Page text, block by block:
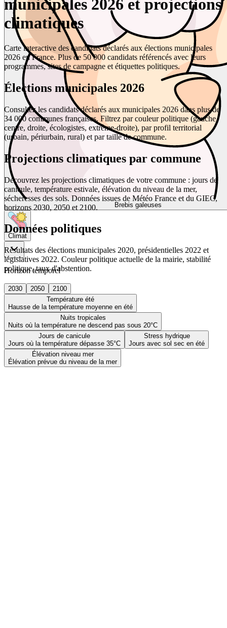
Brebis galeuses
Climat
Horizon temporel
2030 2050
2100
Température été
Hausse de la température moyenne en été
Nuits tropicales
Nuits où la température ne descend pas sous 20°C
Jours de canicule
Jours où la température dépasse 35°C
Stress hydrique
Jours avec sol sec en été
Élévation niveau mer
Élévation prévue du niveau de la mer
municipales 2026 et projections
climatiques
Carte interactive des candidats déclarés aux élections municipales
2026 en France. Plus de 50 000 candidats référencés avec leurs
programmes, sites de campagne et étiquettes politiques.
Élections municipales 2026
Consultez les candidats déclarés aux municipales 2026 dans plus de
34 000 communes françaises. Filtrez par couleur politique (gauche,
centre, droite, écologistes, extrême-droite), par profil territorial
(urbain, périurbain, rural) et par taille de commune.
Projections climatiques par commune
Découvrez les projections climatiques de votre commune : jours de
canicule, température estivale, élévation du niveau de la mer,
sécheresses des sols. Données issues de Météo France et du GIEC,
horizons 2030, 2050 et 2100.
Données politiques
Résultats des élections municipales 2020, présidentielles 2022 et
législatives 2022. Couleur politique actuelle de la mairie, stabilité
politique, taux d'abstention.